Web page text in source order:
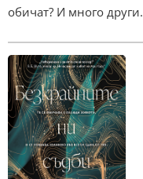
обичат? И много други.